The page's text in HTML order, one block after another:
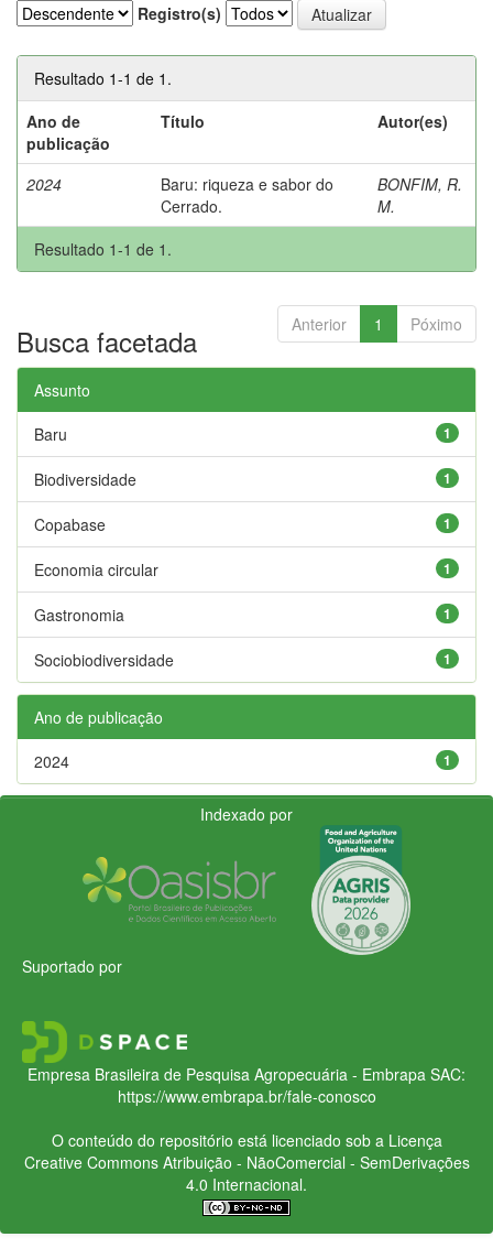
Registro(s)
Resultado 1-1 de 1.
Ano de
publicação
Título Autor(es)
2024
Baru: riqueza e sabor do
Cerrado.
BONFIM, R.
M.
Resultado 1-1 de 1.
Anterior 1 Póximo
Busca facetada
Assunto
1
Baru
1
Biodiversidade
1
Copabase
1
Economia circular
1
Gastronomia
1
Sociobiodiversidade
Ano de publicação
1
2024
Indexado por
Suportado por
Empresa Brasileira de Pesquisa Agropecuária - Embrapa SAC:
https://www.embrapa.br/fale-conosco
O conteúdo do repositório está licenciado sob a Licença
Creative CommonsAtribuição - NãoComercial - SemDerivações
4.0 Internacional.